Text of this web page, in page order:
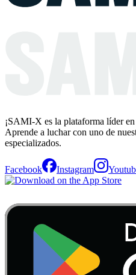
¡SAMI-X es la plataforma líder
Aprende a luchar con uno de
especializados.
Facebook Instagram